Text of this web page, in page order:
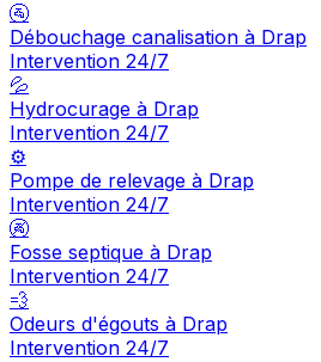
🚰
Débouchage canalisation à Drap
Intervention 24/7
💦
Hydrocurage à Drap
Intervention 24/7
⚙️
Pompe de relevage à Drap
Intervention 24/7
🚱
Fosse septique à Drap
Intervention 24/7
💨
Odeurs d'égouts à Drap
Intervention 24/7